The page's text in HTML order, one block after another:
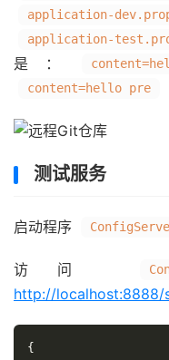
application-
application-
是：
content=hello pre
测试服务
启动程序
访问
http://localhost:8888/
{